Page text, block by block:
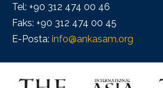
Tel: +90 312 474 00 46
Faks: +90 312 474 00 45
E-Posta: info@ankasam.org